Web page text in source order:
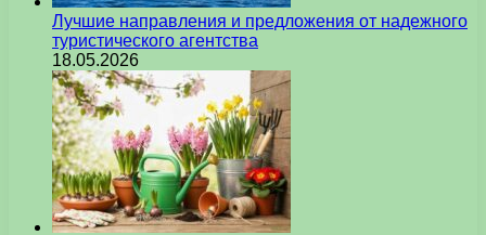
Лучшие направления и предложения от надежного
туристического агентства
18.05.2026